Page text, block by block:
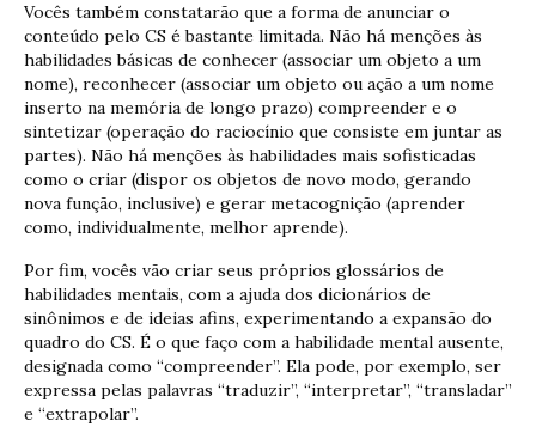
Vocês também constatarão que a forma de anunciar o
conteúdo pelo CS é bastante limitada. Não há menções às
habilidades básicas de conhecer (associar um objeto a um
nome), reconhecer (associar um objeto ou ação a um nome
inserto na memória de longo prazo) compreender e o
sintetizar (operação do raciocínio que consiste em juntar as
partes). Não há menções às habilidades mais sofisticadas
como o criar (dispor os objetos de novo modo, gerando
nova função, inclusive) e gerar metacognição (aprender
como, individualmente, melhor aprende).
Por fim, vocês vão criar seus próprios glossários de
habilidades mentais, com a ajuda dos dicionários de
sinônimos e de ideias afins, experimentando a expansão do
quadro do CS. É o que faço com a habilidade mental ausente,
designada como “compreender”. Ela pode, por exemplo, ser
expressa pelas palavras “traduzir”, “interpretar”, “transladar”
e “extrapolar”.